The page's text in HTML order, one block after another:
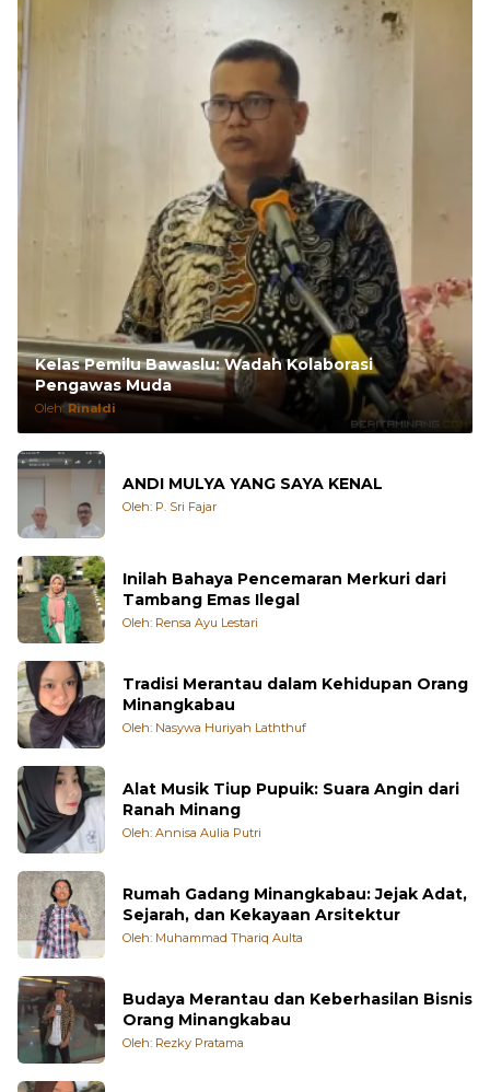
Kelas Pemilu Bawaslu: Wadah Kolaborasi
Pengawas Muda
Oleh:Rinaldi
ANDI MULYA YANG SAYA KENAL
Oleh: P. Sri Fajar
Inilah Bahaya Pencemaran Merkuri dari
Tambang Emas Ilegal
Oleh: Rensa Ayu Lestari
Tradisi Merantau dalam Kehidupan Orang
Minangkabau
Oleh: Nasywa Huriyah Laththuf
Alat Musik Tiup Pupuik: Suara Angin dari
Ranah Minang
Oleh: Annisa Aulia Putri
Rumah Gadang Minangkabau: Jejak Adat,
Sejarah, dan Kekayaan Arsitektur
Oleh: Muhammad Thariq Aulta
Budaya Merantau dan Keberhasilan Bisnis
Orang Minangkabau
Oleh: Rezky Pratama